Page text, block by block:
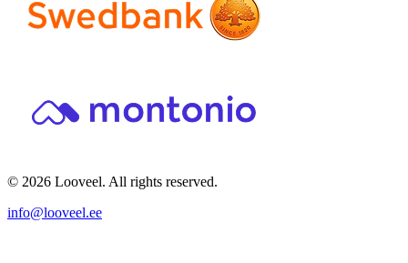
© 2026 Looveel. All rights reserved.
info@looveel.ee